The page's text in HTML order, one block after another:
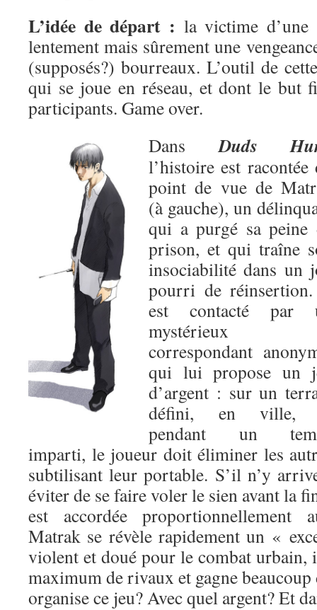
L’idée de départ : la victime
lentement mais sûrement une
(supposés?) bourreaux. L’outil de
qui se joue en réseau, et dont le but
participants. Game over.
DansDuds
l’histoire est racontée
point de vue de
(à gauche), un
qui a purgé sa peine
prison, et qui traîne
insociabilité dans un
pourri de
est contacté par
mystérieux
correspondant
qui lui propose un
d’argent : sur un
défini, en ville,
pendant un
imparti, le joueur doit éliminer les
subtilisant leur portable. S’il n’y
éviter de se faire voler le sien avant la
est accordée proportionnellement
Matrak se révèle rapidement un «
violent et doué pour le combat urbain,
maximum de rivaux et gagne
organise ce jeu? Avec quel argent? Et